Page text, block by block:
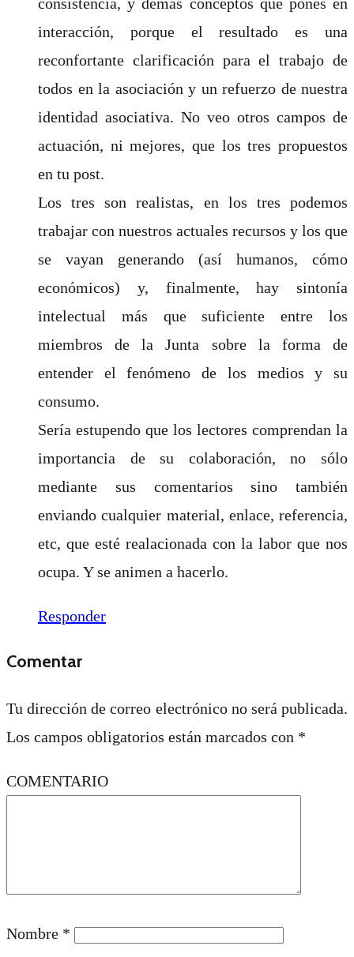
interacción, porque el resultado es una
reconfortante clarificación para el trabajo de
todos en la asociación y un refuerzo de nuestra
identidad asociativa. No veo otros campos de
actuación, ni mejores, que los tres propuestos
en tu post.
Los tres son realistas, en los tres podemos
trabajar con nuestros actuales recursos y los que
se vayan generando (así humanos, cómo
económicos) y, finalmente, hay sintonía
intelectual más que suficiente entre los
miembros de la Junta sobre la forma de
entender el fenómeno de los medios y su
consumo.
Sería estupendo que los lectores comprendan la
importancia de su colaboración, no sólo
mediante sus comentarios sino también
enviando cualquier material, enlace, referencia,
etc, que esté realacionada con la labor que nos
ocupa. Y se animen a hacerlo.
Responder
Comentar
Tu dirección de correo electrónico no será publicada.
Los campos obligatorios están marcados con *
COMENTARIO
Nombre *